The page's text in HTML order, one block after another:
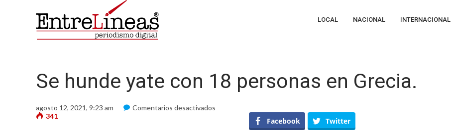
LOCAL NACIONAL INTERNACIONAL
Se hunde yate con 18 personas en Grecia.
agosto 12, 2021, 9:23 am Comentarios desactivados
341
Facebook Twitter